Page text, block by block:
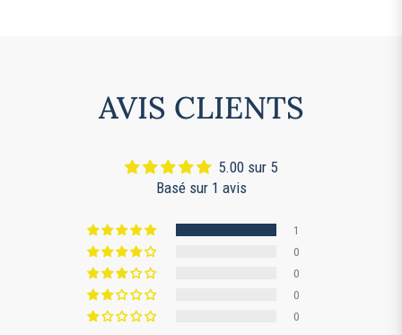
AVIS CLIENTS
5.00 sur 5
Basé sur 1 avis
1
0
0
0
0